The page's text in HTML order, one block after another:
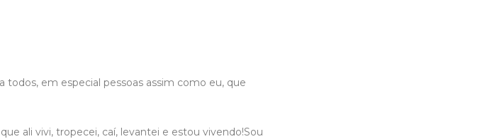
todos, em especial pessoas assim como eu, que
ali vivi, tropecei, caí, levantei e estou vivendo!Sou